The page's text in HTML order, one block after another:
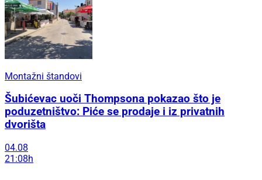
Montažni štandovi
Šubićevac uoči Thompsona pokazao što je
poduzetništvo: Piće se prodaje i iz privatnih
dvorišta
04.08
21:08h